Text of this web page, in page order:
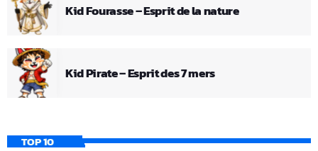
Kid Fourasse – Esprit de la nature
Kid Pirate – Esprit des 7 mers
TOP 10